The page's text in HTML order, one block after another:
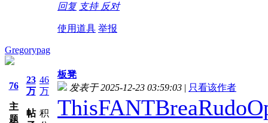
回复 支持 反对
使用道具 举报
Gregorypag
76
主
题
23
万
帖
46
万
积
板凳
发表于 2025-12-23 03:59:03 | 只看该作者
ThisFANTBreaRudo